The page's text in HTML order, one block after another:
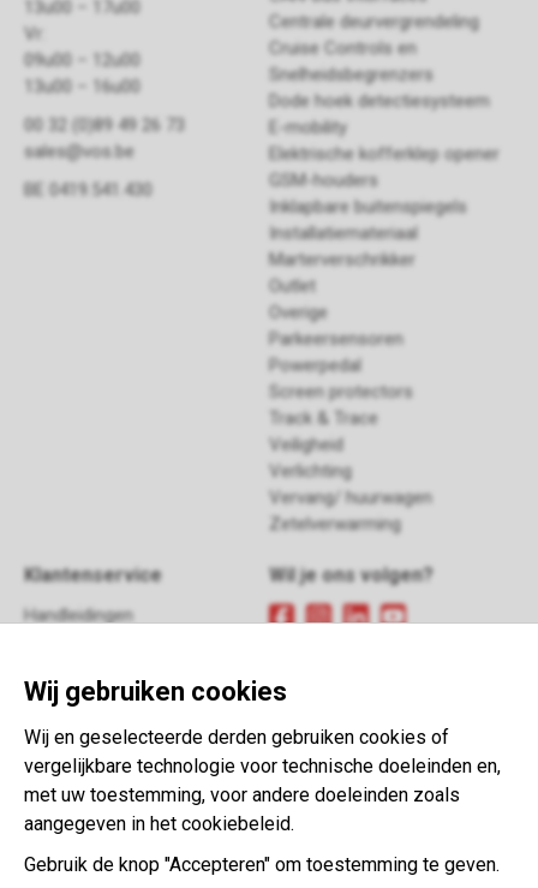
13u00 – 17u00
Vr:
09u00 – 12u00
13u00 – 16u00
00 32 (0)89 49 26 73
sales@vos.be
BE 0419.541.430
Centrale deurvergrendeling
Cruise Controls en
Snelheidsbegrenzers
Dode hoek detectiesysteem
E-mobility
Elektrische kofferklep opener
GSM-houders
Inklapbare buitenspiegels
Installatiemateriaal
Marterverschrikker
Outlet
Overige
Parkeersensoren
Powerpedal
Screen protectors
Track & Trace
Veiligheid
Verlichting
Vervang/ huurwagen
Zetelverwarming
Klantenservice
Handleidingen
Contact
Wil je ons volgen?
nieuwsbrief
This website is developed with the
support of:
Wij gebruiken cookies
Wij en geselecteerde derden gebruiken cookies of
vergelijkbare technologie voor technische doeleinden en,
met uw toestemming, voor andere doeleinden zoals
aangegeven in het cookiebeleid.
Gebruik de knop "Accepteren" om toestemming te geven.